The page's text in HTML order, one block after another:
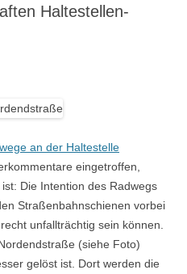
Haltestellen-
an der Haltestelle
eingetroffen,
Die Intention des Radwegs
Straßenbahnschienen vorbei
unfallträchtig sein können.
(siehe Foto)
gelöst ist. Dort werden die